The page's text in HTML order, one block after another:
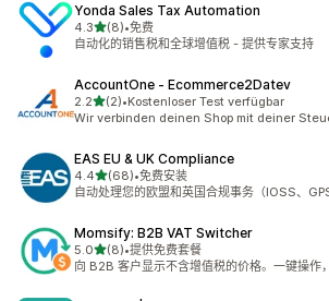
Yonda Sales Tax Automation
4.3星（满分 5 星）
(8)
总共 8 条评论
•免费
自动化的销售税和全球增值税 - 提供专家支持
AccountOne ‑ Ecommerce2Datev
2.2星（满分 5 星）
(2)
总共 2 条评论
•Kostenloser Test verfügbar
Wir verbinden deinen Shop mit deiner
EAS EU & UK Compliance
4.4星（满分 5 星）
(68)
总共 68 条评论
•免费安装
自动处理您的欧盟和英国合规事务（IOSS、
Momsify: B2B VAT Switcher
5.0星（满分 5 星）
(8)
总共 8 条评论
•提供免费套餐
向 B2B 客户显示不含增值税的价格。一键操作